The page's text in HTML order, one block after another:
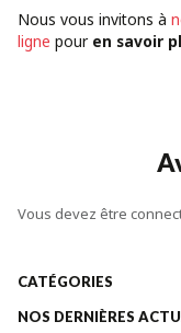
Nous vous invitons à
ligne pour en savoir
Vous devez être
CATÉGORIES
NOS DERNIÈRES